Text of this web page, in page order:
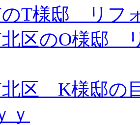
T様邸 リフ
北区のO様邸
北区 K様邸の
ｙ